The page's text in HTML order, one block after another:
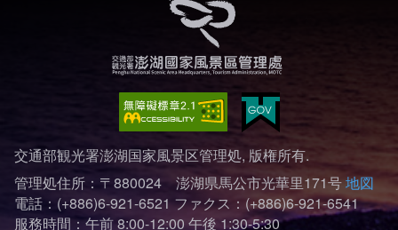
交通部観光署澎湖国家風景区管理処, 版権所有.
管理処住所：〒880024 澎湖県馬公市光華里171号地図
電話：(+886)6-921-6521 ファクス：(+886)6-921-6541
服務時間：午前 8:00-12:00 午後 1:30-5:30